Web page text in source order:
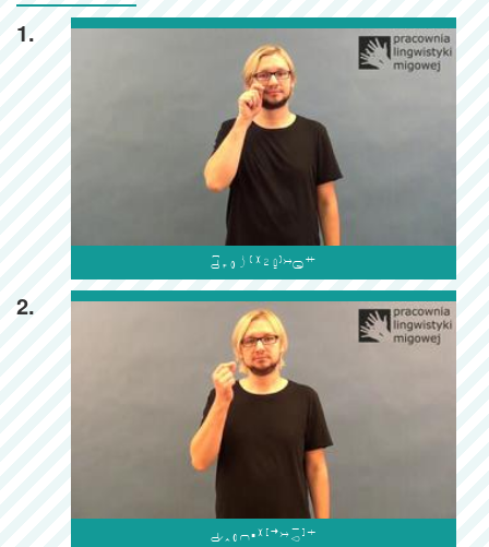
1.

2.
